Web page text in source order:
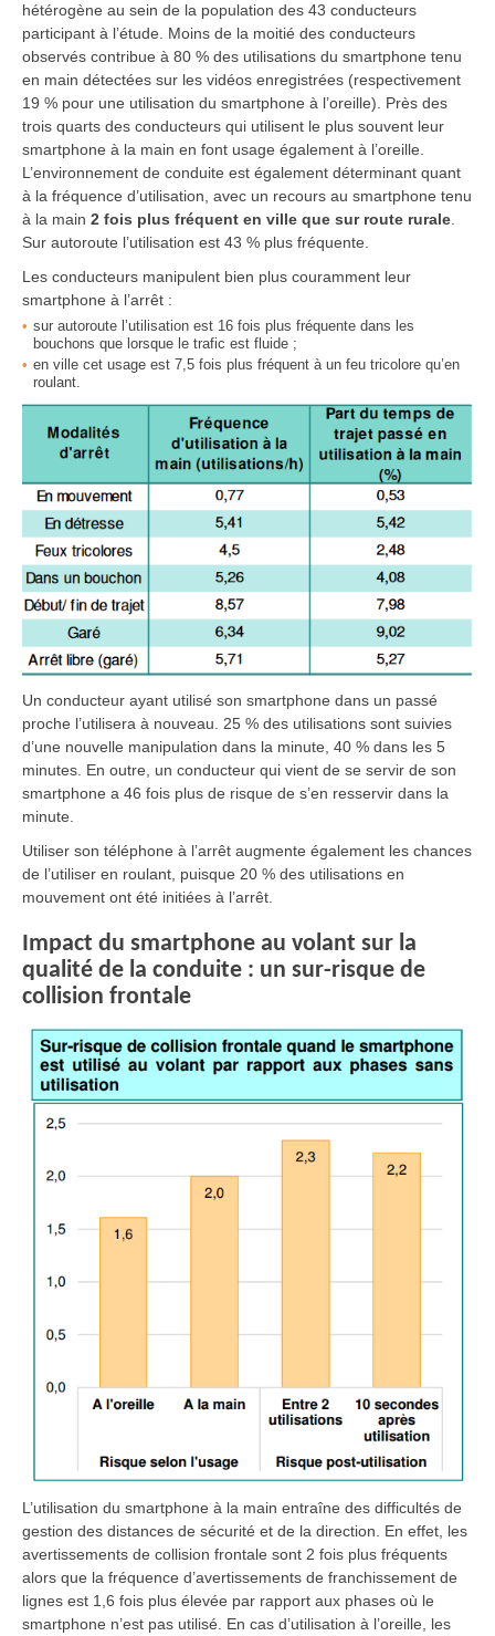
hétérogène au sein de la population des 43 conducteurs
participant à l’étude. Moins de la moitié des conducteurs
observés contribue à 80 % des utilisations du smartphone tenu
en main détectées sur les vidéos enregistrées (respectivement
19 % pour une utilisation du smartphone à l’oreille). Près des
trois quarts des conducteurs qui utilisent le plus souvent leur
smartphone à la main en font usage également à l’oreille.
L’environnement de conduite est également déterminant quant
à la fréquence d’utilisation, avec un recours au smartphone tenu
à la main 2 fois plus fréquent en ville que sur route rurale
Sur autoroute l’utilisation est 43 % plus fréquente.
Les conducteurs manipulent bien plus couramment leur
smartphone à l’arrêt :
sur autoroute l’utilisation est 16 fois plus fréquente dans les
bouchons que lorsque le trafic est fluide ;
en ville cet usage est 7,5 fois plus fréquent à un feu tricolore qu’en
roulant.
Un conducteur ayant utilisé son smartphone dans un passé
proche l’utilisera à nouveau. 25 % des utilisations sont suivies
d’une nouvelle manipulation dans la minute, 40 % dans les 5
minutes. En outre, un conducteur qui vient de se servir de son
smartphone a 46 fois plus de risque de s’en resservir dans la
minute.
Utiliser son téléphone à l’arrêt augmente également les chances
de l’utiliser en roulant, puisque 20 % des utilisations en
mouvement ont été initiées à l’arrêt.
Impact du smartphone au volant sur la
qualité de la conduite : un sur-risque de
collision frontale
L’utilisation du smartphone à la main entraîne des difficultés de
gestion des distances de sécurité et de la direction. En effet, les
avertissements de collision frontale sont 2 fois plus fréquents
alors que la fréquence d’avertissements de franchissement de
lignes est 1,6 fois plus élevée par rapport aux phases où le
smartphone n’est pas utilisé. En cas d’utilisation à l’oreille, les